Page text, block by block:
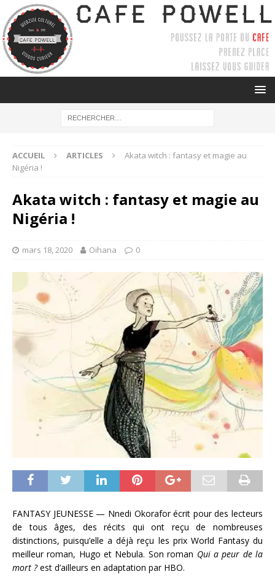
ACCUEIL ARTICLES
Akata witch : fantasy et magie au
Nigéria !
Akata witch : fantasy et magie au
Nigéria !
mars 18, 2020 Oihana 0
FANTASY JEUNESSE — Nnedi Okorafor écrit pour des lecteurs
de tous âges, des récits qui ont reçu de nombreuses
distinctions, puisqu’elle a déjà reçu les prix World Fantasy du
meilleur roman, Hugo et Nebula. Son roman Qui a peur de la
mort ?est d’ailleurs en adaptation par HBO.